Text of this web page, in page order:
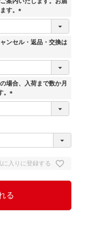
す。
(
須
ンセル・返品・交換は
場合、入荷まで数か月
(
)
に入りに登録する
る